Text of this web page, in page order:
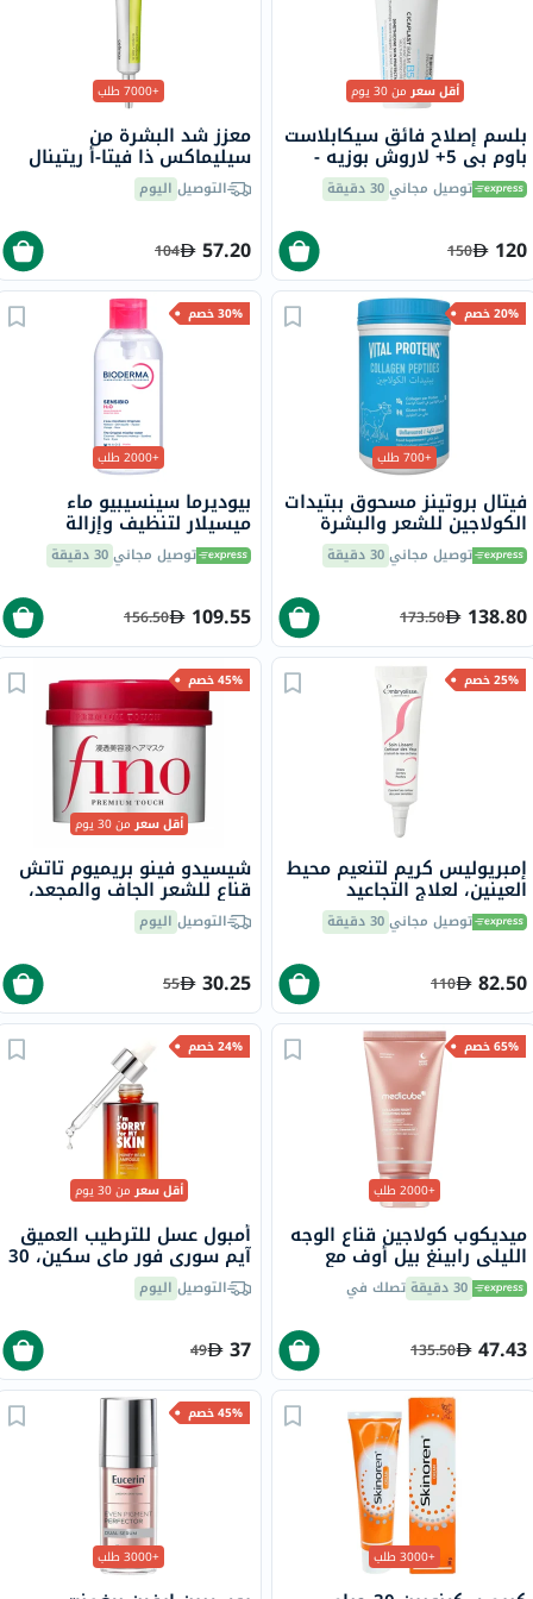
أقل سعرمن 30 يوم
بلسم إصلاح فائق سيكابلاست
باوم بي 5+ لاروش بوزيه -
100 مل توصيل مجاني30 دقيقة
120
150
+7000 طلب
معزز شد البشرة من
سيليماكس ذا فيتا-أ ريتينال
شوت، 15 مل
التوصيل اليوم
57.20
104
20% خصم
+700 طلب
فيتال بروتينز مسحوق ببتيدات
الكولاجين للشعر والبشرة
والأظافر 284 جرامتوصيل مجاني30 دقيقة
138.80
173.50
30% خصم
+2000 طلب
بيوديرما سينسيبيو ماء
ميسيلار لتنظيف وإزالة
المكياج 850 ملتوصيل مجاني30 دقيقة
109.55
156.50
25% خصم
إمبريوليس كريم لتنعيم محيط
العينين، لعلاج التجاعيد
والهالات السوداء
والإنتفاخات، 15 مل
توصيل مجاني30 دقيقة
82.50
110
45% خصم
أقل سعرمن 30 يوم
شيسيدو فينو بريميوم تاتش
قناع للشعر الجاف والمجعد،
230 جرامالتوصيل اليوم
30.25
55
65% خصم
+2000 طلب
ميديكوب كولاجين قناع الوجه
الليلي رابينغ بيل أوف مع
النياسيناميد والسيراميد 75
مل 30 دقيقة تصلك في
47.43
135.50
24% خصم
أقل سعرمن 30 يوم
أمبول عسل للترطيب العميق
آيم سوري فور ماي سكين، 30
ملالتوصيل اليوم
37
49
+3000 طلب
45% خصم
+3000 طلب